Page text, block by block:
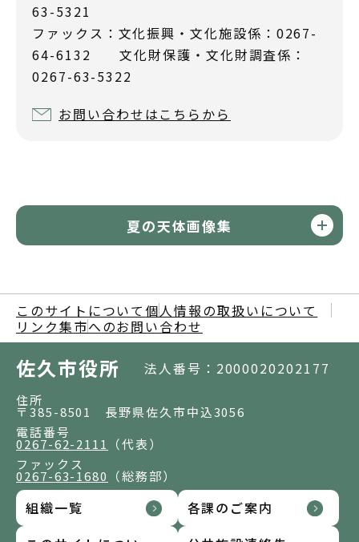
63-5321
ファックス：文化振興・文化施設係：0267-
64-6132 文化財保護・文化財調査係：
0267-63-5322
お問い合わせはこちらから
夏の天体画像集
このサイトについて 個人情報の取扱いについて
リンク集市へのお問い合わせ
佐久市役所 法人番号：2000020202177
住所
〒385-8501 長野県佐久市中込3056
電話番号
0267-62-2111
（代表）
ファックス
0267-63-1680 （総務部）
組織一覧
各課のご案内